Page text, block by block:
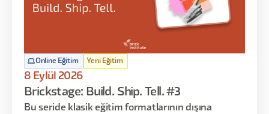
Online Eğitim Yeni Eğitim
8 Eylül 2026
Brickstage: Build. Ship. Tell. #3
Bu seride klasik eğitim formatlarının dışına